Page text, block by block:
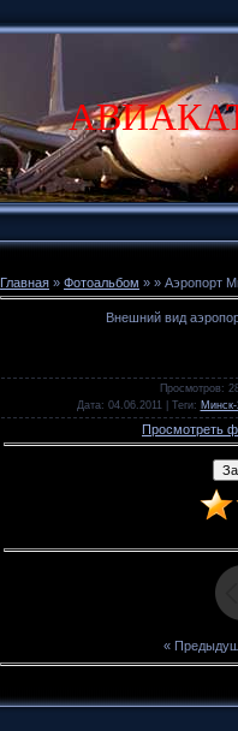
Главная » Фотоальбом » » Аэропорт
Внешний вид
Просмотров:
Дата: 04.06.2011 | Теги: Минск-
Просмотреть
«